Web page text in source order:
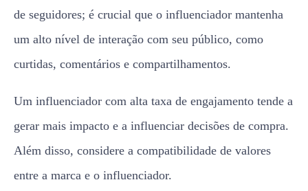
de seguidores; é crucial que o influenciador mantenha
um alto nível de interação com seu público, como
curtidas, comentários e compartilhamentos.
Um influenciador com alta taxa de engajamento tende a
gerar mais impacto e a influenciar decisões de compra.
Além disso, considere a compatibilidade de valores
entre a marca e o influenciador.